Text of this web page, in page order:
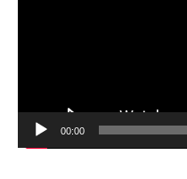
00:00